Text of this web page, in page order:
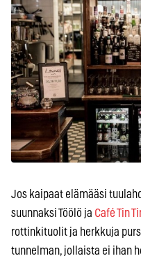
Jos kaipaat elämääsi
suunnaksi Töölö ja Café Tin
rottinkituolit ja herkkuja
tunnelman, jollaista ei ihan